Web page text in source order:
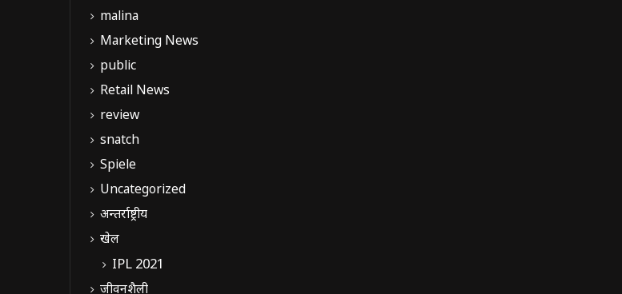
malina
Marketing News
public
Retail News
review
snatch
Spiele
Uncategorized
अन्तर्राष्ट्रीय
खेल
IPL 2021
जीवनशैली